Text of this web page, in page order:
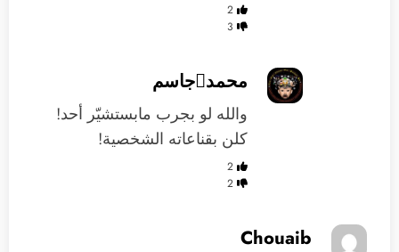
2
3
محمدجاسم
والله لو بجرب مابستشيّر أحد!
كلن بقناعاته الشخصية!
2
2
Chouaib